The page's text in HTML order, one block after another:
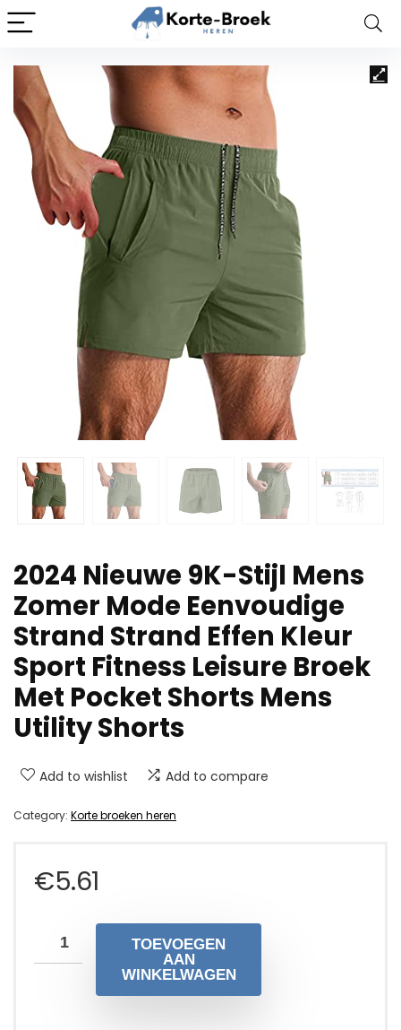
2024 Nieuwe 9K-Stijl Mens
Zomer Mode Eenvoudige
Strand Strand Effen Kleur
Sport Fitness Leisure Broek
Met Pocket Shorts Mens
Utility Shorts
Add to wishlist Add to compare
Category: Korte broeken heren
€5.61
TOEVOEGEN
AAN
WINKELWAGEN